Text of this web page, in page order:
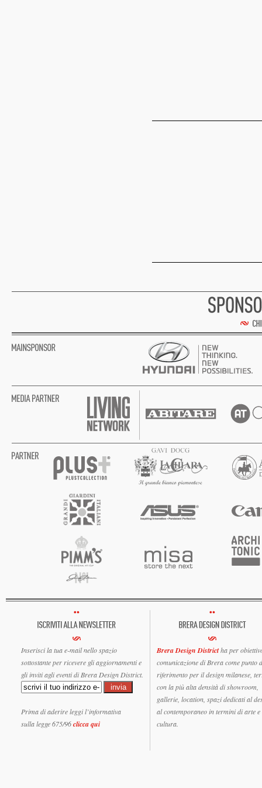
Inserisci la tua e-mail nello spazio
sottostante per ricevere gli aggiornamenti e
gli inviti agli eventi di Brera Design District.
Prima di aderire leggi l’informativa
sulla legge 675/96clicca qui
Brera Design Districtha per
comunicazione di Brera come punto
riferimento per il design milanese,
con la più alta densità di showroom,
gallerie, location, spazi dedicati al
al contemporaneo in termini di arte e
cultura.